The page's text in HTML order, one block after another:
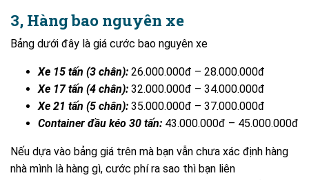
3, Hàng bao nguyên xe
Bảng dưới đây là giá cước bao nguyên xe
Xe 15 tấn (3 chân): 26.000.000đ – 28.000.000đ
Xe 17 tấn (4 chân): 32.000.000đ – 34.000.000đ
Xe 21 tấn (5 chân): 35.000.000đ – 37.000.000đ
Container đầu kéo 30 tấn: 43.000.000đ – 45.000.000đ
Nếu dựa vào bảng giá trên mà bạn vẫn chưa xác định hàng
nhà mình là hàng gì, cước phí ra sao thì bạn liên